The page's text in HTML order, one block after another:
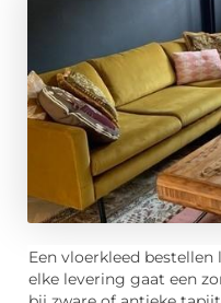
Een vloerkleed
elke levering gaat een